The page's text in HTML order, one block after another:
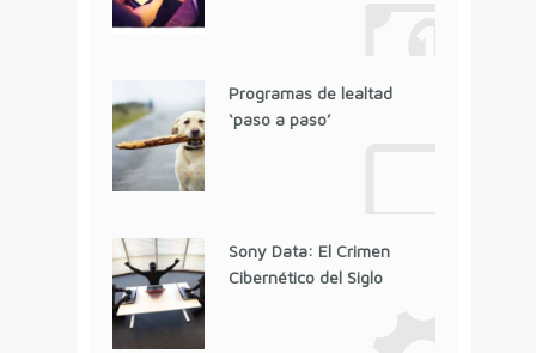
Programas de lealtad
‘paso a paso’
Sony Data: El Crimen
Cibernético del Siglo